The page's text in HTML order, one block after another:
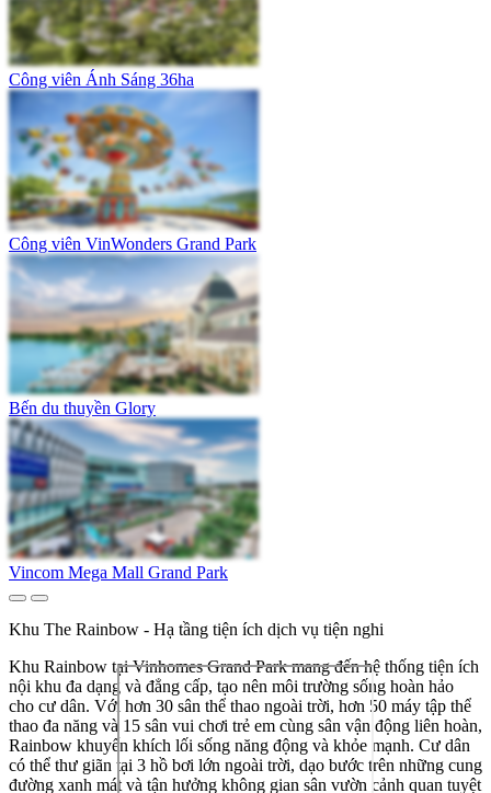
Công viên Ánh Sáng 36ha
Công viên VinWonders Grand Park
Bến du thuyền Glory
Vincom Mega Mall Grand Park
Khu The Rainbow - Hạ tầng tiện ích dịch vụ tiện nghi
Khu Rainbow tại Vinhomes Grand Park mang đến hệ thống tiện ích
nội khu đa dạng và đẳng cấp, tạo nên môi trường sống hoàn hảo
cho cư dân. Với hơn 30 sân thể thao ngoài trời, hơn 50 máy tập thể
thao đa năng và 15 sân vui chơi trẻ em cùng sân vận động liên hoàn,
Rainbow khuyến khích lối sống năng động và khỏe mạnh. Cư dân
có thể thư giãn tại 3 hồ bơi lớn ngoài trời, dạo bước trên những cung
đường xanh mát và tận hưởng không gian sân vườn cảnh quan tuyệt